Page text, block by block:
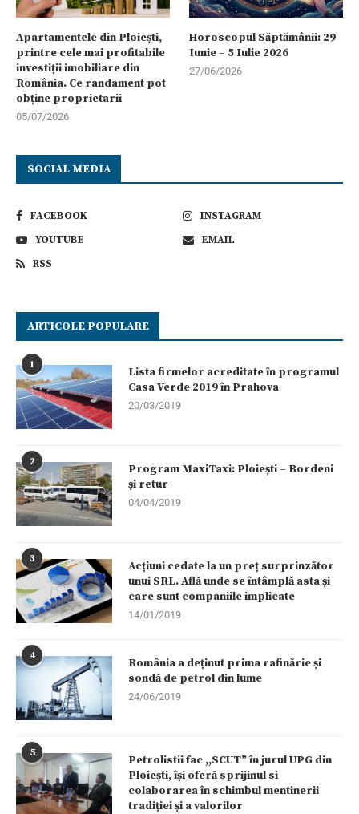
Apartamentele din Ploiești,
printre cele mai profitabile
investiții imobiliare din
România. Ce randament pot
obține proprietarii
05/07/2026
Horoscopul Săptămânii: 29
Iunie – 5 Iulie 2026
27/06/2026
SOCIAL MEDIA
FACEBOOK
INSTAGRAM
YOUTUBE
EMAIL
RSS
ARTICOLE POPULARE
1
Lista firmelor acreditate în programul
Casa Verde 2019 în Prahova
20/03/2019
2
Program MaxiTaxi: Ploiești – Bordeni
și retur
04/04/2019
3
Acțiuni cedate la un preț surprinzător
unui SRL. Află unde se întâmplă asta și
care sunt companiile implicate
14/01/2019
4
România a deținut prima rafinărie și
sondă de petrol din lume
24/06/2019
5
Petrolistii fac ,,SCUT” în jurul UPG din
Ploiești, își oferă sprijinul si
colaborarea în schimbul mentinerii
tradiției și a valorilor